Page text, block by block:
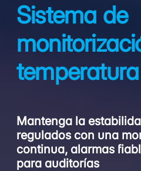
Sistema de
temperatura
Mantenga la
regulados con una
continua, alarmas
para auditorías